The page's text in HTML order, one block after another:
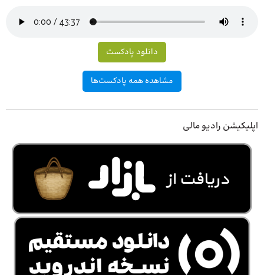
دانلود پادکست
مشاهده همه پادکست‌ها
اپلیکیشن رادیو مالی